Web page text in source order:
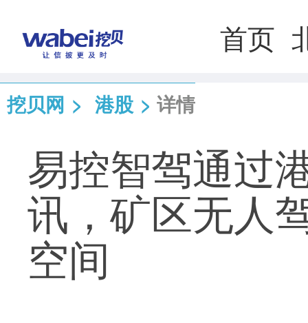
首页
挖贝网 > 港股 > 详情
易控智驾通过
讯，矿区无人
空间